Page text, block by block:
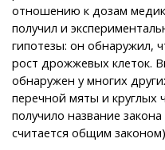
отношению к дозам
получил и
гипотезы: он обнаружил,
рост дрожжевых клеток.
обнаружен у многих
перечной мяты и круглых
получило название
считается общим